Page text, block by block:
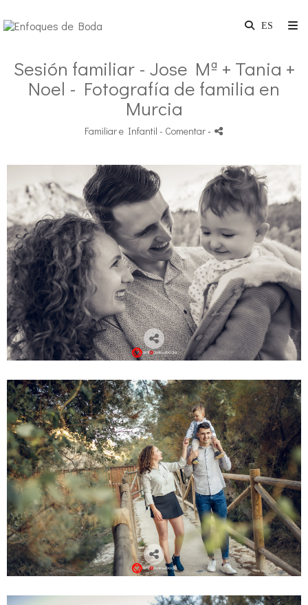
Sesión familiar - Jose Mª + Tania +
Noel - Fotografía de familia en
Murcia
Familiar e Infantil - Comentar-